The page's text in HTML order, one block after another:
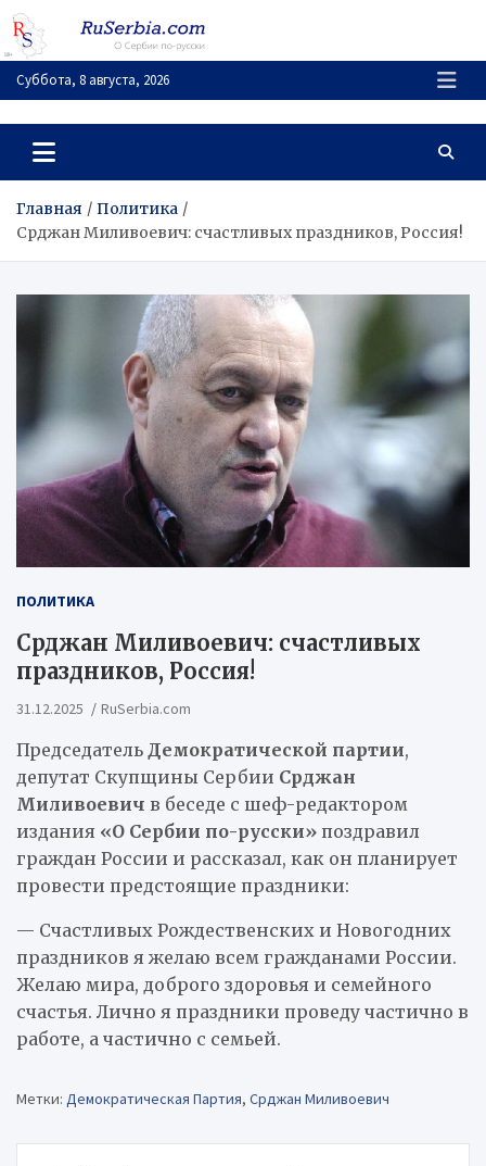
Перейти
содержимому
Суббота, 8 августа, 2026
RuSerbia.com
О Сербии – по-русски
Главная
Политика
Срджан Миливоевич: счастливых праздников, Россия!
ПОЛИТИКА
Срджан Миливоевич: счастливых
праздников, Россия!
31.12.2025 RuSerbia.com
Председатель Демократической партии,
депутат Скупщины Сербии Срджан
Миливоевич в беседе с шеф-редактором
издания «О Сербии по-русски» поздравил
граждан России и рассказал, как он планирует
провести предстоящие праздники:
— Счастливых Рождественских и Новогодних
праздников я желаю всем гражданами России.
Желаю мира, доброго здоровья и семейного
счастья. Лично я праздники проведу частично в
работе, а частично с семьей.
Метки: Демократическая Партия, Срджан Миливоевич